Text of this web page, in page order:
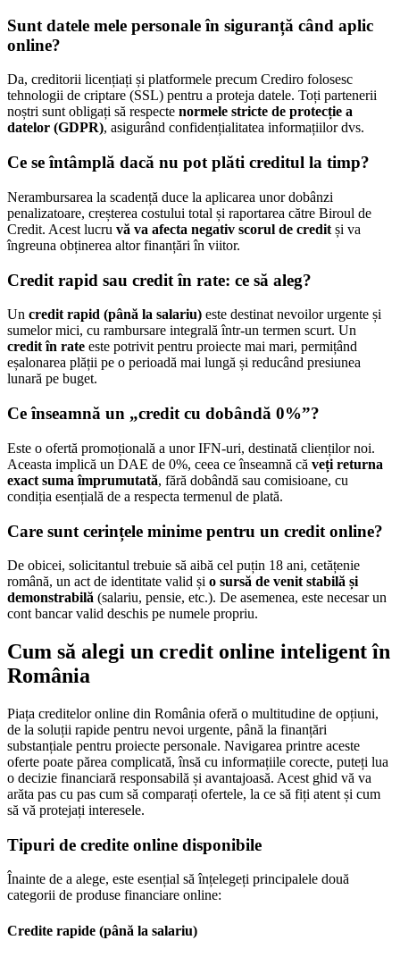
Sunt datele mele personale în siguranță când aplic
online?
Da, creditorii licențiați și platformele precum Crediro folosesc
tehnologii de criptare (SSL) pentru a proteja datele. Toți partenerii
noștri sunt obligați să respecte normele stricte de protecție a
datelor (GDPR), asigurând confidențialitatea informațiilor dvs.
Ce se întâmplă dacă nu pot plăti creditul la timp?
Nerambursarea la scadență duce la aplicarea unor dobânzi
penalizatoare, creșterea costului total și raportarea către Biroul de
Credit. Acest lucru vă va afecta negativ scorul de credit și va
îngreuna obținerea altor finanțări în viitor.
Credit rapid sau credit în rate: ce să aleg?
Un credit rapid (până la salariu) este destinat nevoilor urgente și
sumelor mici, cu rambursare integrală într-un termen scurt. Un
credit în rate este potrivit pentru proiecte mai mari, permițând
eșalonarea plății pe o perioadă mai lungă și reducând presiunea
lunară pe buget.
Ce înseamnă un „credit cu dobândă 0%”?
Este o ofertă promoțională a unor IFN-uri, destinată clienților noi.
Aceasta implică un DAE de 0%, ceea ce înseamnă că veți returna
exact suma împrumutată, fără dobândă sau comisioane, cu
condiția esențială de a respecta termenul de plată.
Care sunt cerințele minime pentru un credit online?
De obicei, solicitantul trebuie să aibă cel puțin 18 ani, cetățenie
română, un act de identitate valid și o sursă de venit stabilă și
demonstrabilă (salariu, pensie, etc.). De asemenea, este necesar un
cont bancar valid deschis pe numele propriu.
Cum să alegi un credit online inteligent în
România
Piața creditelor online din România oferă o multitudine de opțiuni,
de la soluții rapide pentru nevoi urgente, până la finanțări
substanțiale pentru proiecte personale. Navigarea printre aceste
oferte poate părea complicată, însă cu informațiile corecte, puteți lua
o decizie financiară responsabilă și avantajoasă. Acest ghid vă va
arăta pas cu pas cum să comparați ofertele, la ce să fiți atent și cum
să vă protejați interesele.
Tipuri de credite online disponibile
Înainte de a alege, este esențial să înțelegeți principalele două
categorii de produse financiare online:
Credite rapide (până la salariu)